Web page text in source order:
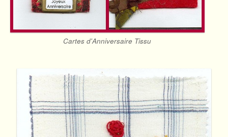
Cartes d'Anniversaire Tissu